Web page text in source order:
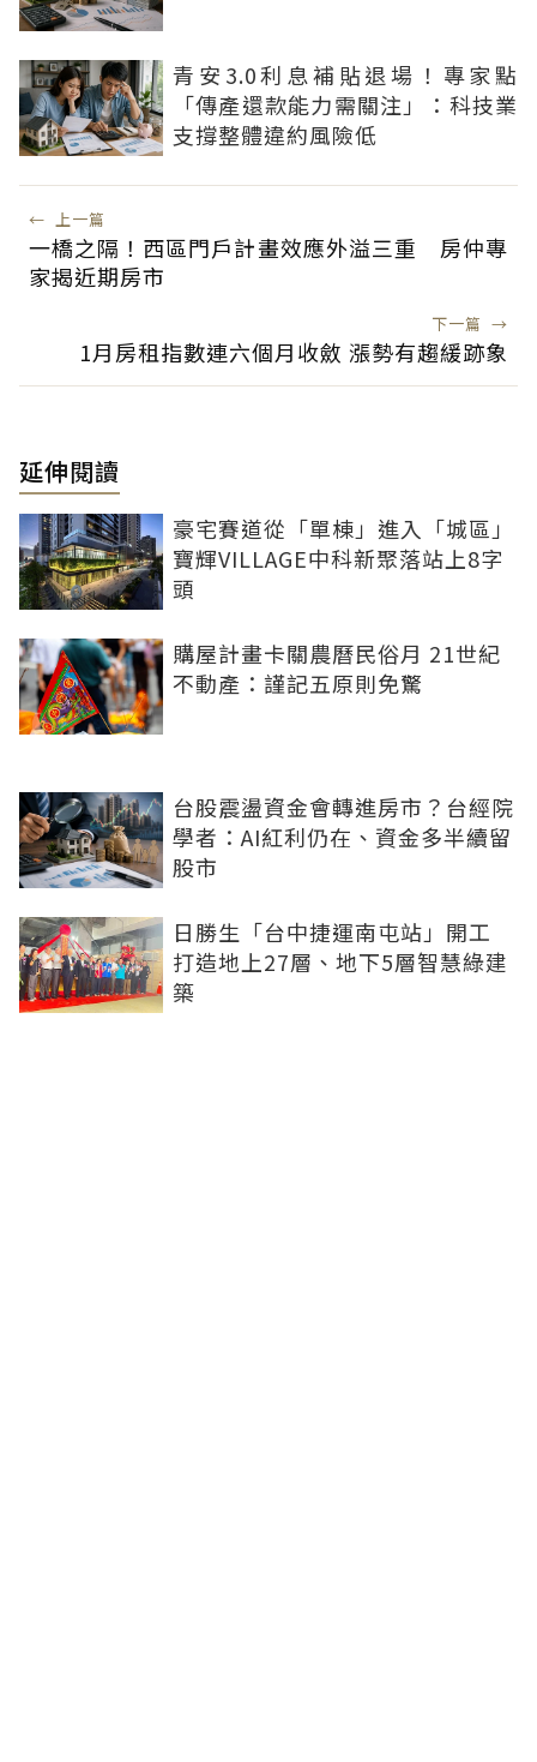
青安3.0利息補貼退場！專家點
「傳產還款能力需關注」：科技業
支撐整體違約風險低
← 上一篇
一橋之隔！西區門戶計畫效應外溢三重 房仲專
家揭近期房市
下一篇 →
1月房租指數連六個月收斂 漲勢有趨緩跡象
延伸閱讀
豪宅賽道從「單棟」進入「城區」
寶輝VILLAGE中科新聚落站上8字
頭
購屋計畫卡關農曆民俗月 21世紀
不動產：謹記五原則免驚
台股震盪資金會轉進房市？台經院
學者：AI紅利仍在、資金多半續留
股市
日勝生「台中捷運南屯站」開工
打造地上27層、地下5層智慧綠建
築